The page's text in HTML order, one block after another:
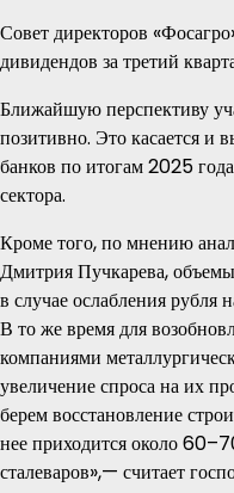
Совет директоров
дивидендов за третий
Ближайшую перспективу
позитивно. Это касается
банков по итогам 2025
сектора.
Кроме того, по мнению
Дмитрия Пучкарева,
в случае ослабления рубля
В то же время для
компаниями
увеличение спроса на их
берем восстановление
нее приходится около
сталеваров»,— считает